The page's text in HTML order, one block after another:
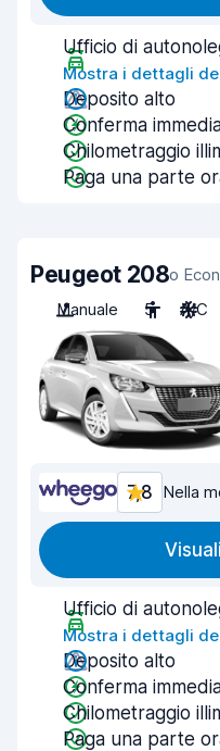
Ufficio di
Mostra i dettagli
Deposito alto
Conferma
Chilometraggio
Paga una parte
Peugeot 208o
Manuale
5 A/C
7,8 Nella
Ufficio di
Mostra i dettagli
Deposito alto
Conferma
Chilometraggio
Paga una parte